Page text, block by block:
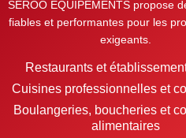
SEROO EQUIPEMENTS propose
fiables et performantes pour les
exigeants.
Restaurants et
Cuisines professionnelles et
Boulangeries, boucheries et
alimentaires